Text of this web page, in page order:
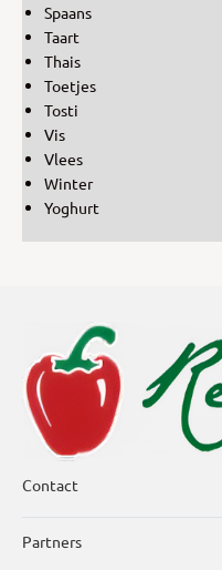
Spaans
Taart
Thais
Toetjes
Tosti
Vis
Vlees
Winter
Yoghurt
Contact
Partners